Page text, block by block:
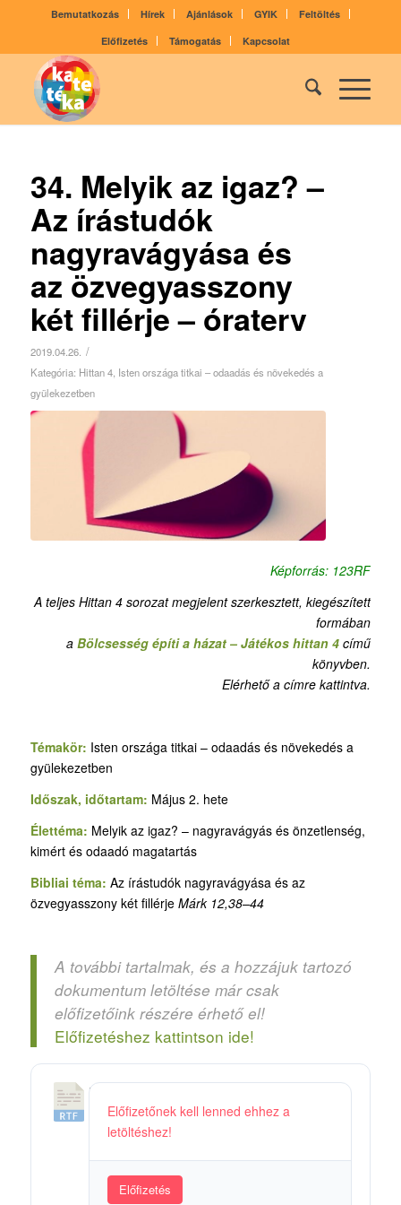
Bemutatkozás Hírek Ajánlások GYIK
Feltöltés
Előfizetés
Támogatás Kapcsolat
34. Melyik az igaz? –
Az írástudók
nagyravágyása és
az özvegyasszony
két fillérje – óraterv
2019.04.26. /
Kategória: Hittan 4, Isten országa titkai – odaadás és növekedés a
gyülekezetben
Képforrás: 123RF
A teljes Hittan 4 sorozat megjelent szerkesztett, kiegészített
formában
aBölcsesség építi a házat – Játékos hittan 4 című
könyvben.
Elérhető a címre kattintva.
Témakör: Isten országa titkai – odaadás és növekedés a
gyülekezetben
Időszak, időtartam: Május 2. hete
Élettéma: Melyik az igaz? – nagyravágyás és önzetlenség,
kimért és odaadó magatartás
Bibliai téma: Az írástudók nagyravágyása és az
özvegyasszony két fillérje Márk 12,38–44
A további tartalmak, és a hozzájuk tartozó
dokumentum letöltése már csak
előfizetőink részére érhető el!
Előfizetéshez kattintson ide!
F
e
Előfizetőnek kell lenned ehhez a
letöltéshez!
Előfizetés